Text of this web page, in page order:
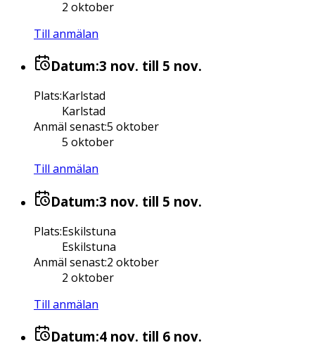
2 oktober
Till anmälan
Datum:3 nov. till 5 nov.
Plats:Karlstad
Karlstad
Anmäl senast:5 oktober
5 oktober
Till anmälan
Datum:3 nov. till 5 nov.
Plats:Eskilstuna
Eskilstuna
Anmäl senast:2 oktober
2 oktober
Till anmälan
Datum:4 nov. till 6 nov.